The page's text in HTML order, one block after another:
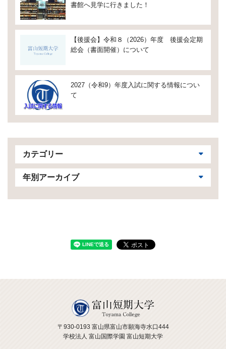
書館へ見学に行きました！
【後援会】令和８（2026）年度 後援会定期
総会（書面開催）について
2027（令和9）年度入試に関する情報につい
て
カテゴリー
年別アーカイブ
〒930-0193 富山県富山市願海寺水口444
学校法人 富山国際学園 富山短期大学